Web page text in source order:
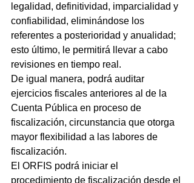
legalidad, definitividad, imparcialidad y
confiabilidad, eliminándose los
referentes a posterioridad y anualidad;
esto último, le permitirá llevar a cabo
revisiones en tiempo real.
De igual manera, podrá auditar
ejercicios fiscales anteriores al de la
Cuenta Pública en proceso de
fiscalización, circunstancia que otorga
mayor flexibilidad a las labores de
fiscalización.
El ORFIS podrá iniciar el
procedimiento de fiscalización desde el